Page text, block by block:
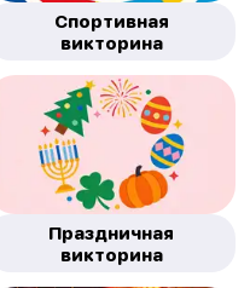
Спортивная
викторина
Праздничная
викторина